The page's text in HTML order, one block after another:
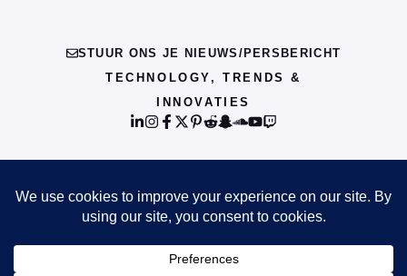
STUUR ONS JE NIEUWS/PERSBERICHT
TECHNOLOGY, TRENDS &
INNOVATIES